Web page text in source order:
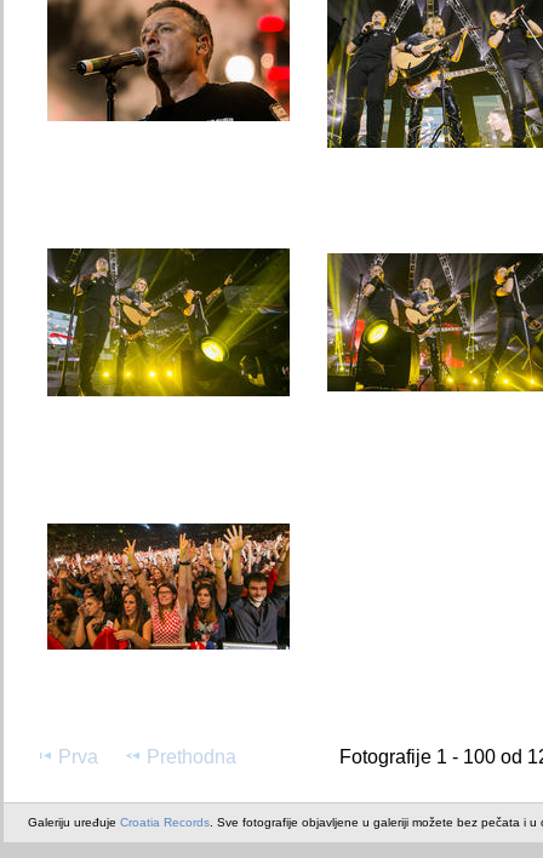
Prva Prethodna Fotografije 1 - 100 od
Galeriju uređuje Croatia Records . Sve fotografije objavljene u galeriji možete bez pečata i